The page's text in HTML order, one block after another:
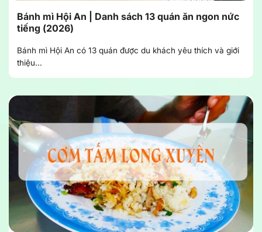
Bánh mì Hội An | Danh sách 13 quán ăn ngon nức
tiếng (2026)
Bánh mì Hội An có 13 quán được du khách yêu thích và giới
thiệu...